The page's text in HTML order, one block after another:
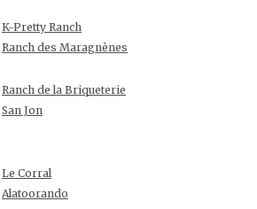
K-Pretty Ranch
Ranch des Maragnènes
Ranch de la Briqueterie
San Jon
Le Corral
Alatoorando